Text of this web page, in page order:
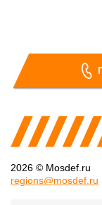
2026 © Mosdef.ru
regions@mosdef.ru